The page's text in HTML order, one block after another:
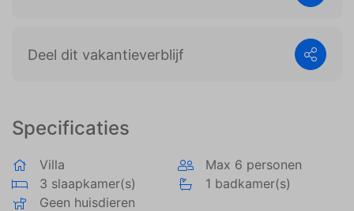
Specificaties
Villa
Max 6 personen
3 slaapkamer(s)
1 badkamer(s)
Geen huisdieren
Deel dit vakantieverblijf